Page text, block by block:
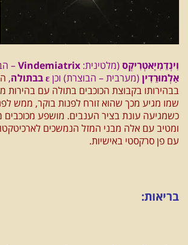
וִינְדֵמִיָאטְרִיקְס (מלטינית: Vindemiatrix
–
אַלְמוּרֵדִין (מערבית – הבוצרת) וכןε בבתולה ,
שמו מגיע מכך שהוא זורח לפנות בוקר, ממש
כשמגיעה עונת בציר הענבים. מושפע מכוכבים
ומטיב עם אלה מבני המזל הנמשכים
עם פן סרקסטי באישיות.
בריאות: